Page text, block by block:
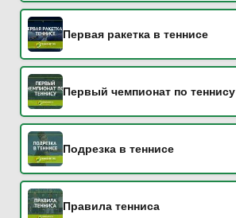
Первая ракетка в теннисе
Первый чемпионат по теннису
Подрезка в теннисе
Правила тенниса